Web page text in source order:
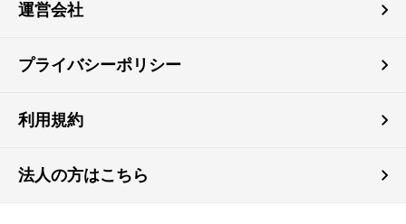
運営会社
プライバシーポリシー
利用規約
法人の方はこちら